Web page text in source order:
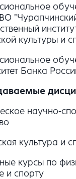
культуры и
Банка
научно-
культура и
курсы по
и спорту